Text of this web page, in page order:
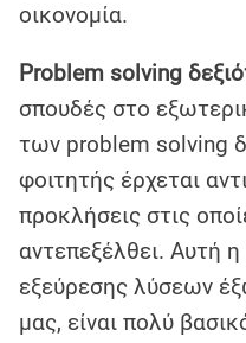
οικονομία.
Problem solving
σπουδές στο
των problem solving
φοιτητής έρχεται
προκλήσεις στις
αντεπεξέλθει. Αυτή η
εξεύρεσης λύσεων
μας, είναι πολύ